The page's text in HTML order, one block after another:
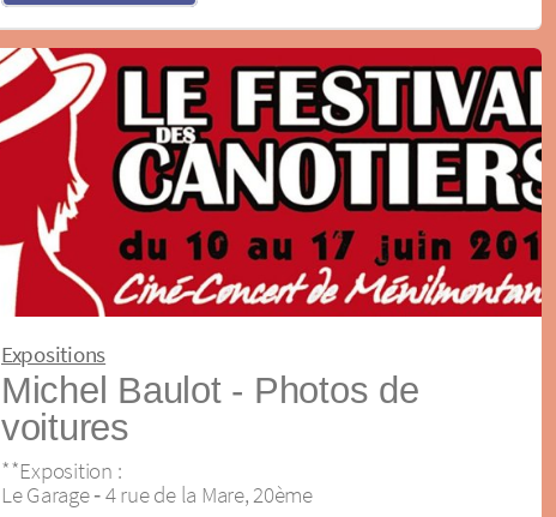
Expositions
Michel Baulot ‐ Photos de
voitures
**Exposition :
Le Garage ‐ 4 rue de la Mare, 20ème